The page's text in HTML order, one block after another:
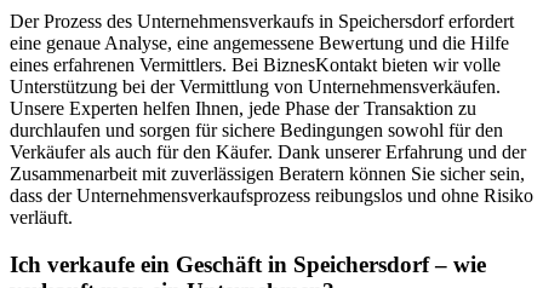
Der Prozess des Unternehmensverkaufs in Speichersdorf erfordert
eine genaue Analyse, eine angemessene Bewertung und die Hilfe
eines erfahrenen Vermittlers. Bei BiznesKontakt bieten wir volle
Unterstützung bei der Vermittlung von Unternehmensverkäufen.
Unsere Experten helfen Ihnen, jede Phase der Transaktion zu
durchlaufen und sorgen für sichere Bedingungen sowohl für den
Verkäufer als auch für den Käufer. Dank unserer Erfahrung und der
Zusammenarbeit mit zuverlässigen Beratern können Sie sicher sein,
dass der Unternehmensverkaufsprozess reibungslos und ohne Risiko
verläuft.
Ich verkaufe ein Geschäft in Speichersdorf – wie